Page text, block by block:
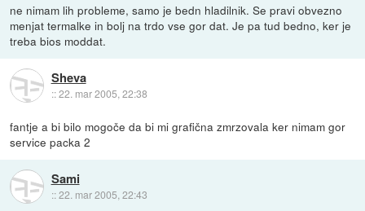
ne nimam lih probleme, samo je bedn hladilnik. Se pravi obvezno
menjat termalke in bolj na trdo vse gor dat. Je pa tud bedno, ker je
treba bios moddat.
Sheva
::22. mar 2005, 22:38
fantje a bi bilo mogoče da bi mi grafična zmrzovala ker nimam gor
service packa 2
Sami
::22. mar 2005, 22:43